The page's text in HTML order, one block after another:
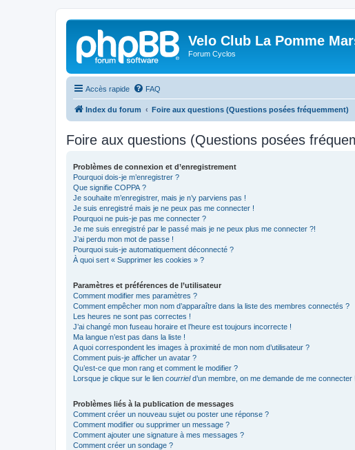
Velo Club La Pomme
Forum Cyclos
Accès rapide FAQ
Index du forum Foire aux questions (Questions posées fréquemment)
Foire aux questions (Questions posées
Problèmes de connexion et d’enregistrement
Pourquoi dois-je m’enregistrer ?
Que signifie COPPA ?
Je souhaite m’enregistrer, mais je n’y parviens pas !
Je suis enregistré mais je ne peux pas me connecter !
Pourquoi ne puis-je pas me connecter ?
Je me suis enregistré par le passé mais je ne peux plus me connecter ?!
J’ai perdu mon mot de passe !
Pourquoi suis-je automatiquement déconnecté ?
À quoi sert « Supprimer les cookies » ?
Paramètres et préférences de l’utilisateur
Comment modifier mes paramètres ?
Comment empêcher mon nom d’apparaître dans la liste des membres connectés ?
Les heures ne sont pas correctes !
J’ai changé mon fuseau horaire et l’heure est toujours incorrecte !
Ma langue n’est pas dans la liste !
A quoi correspondent les images à proximité de mon nom d’utilisateur ?
Comment puis-je afficher un avatar ?
Qu’est-ce que mon rang et comment le modifier ?
Lorsque je clique sur le lien courrield’un membre, on me demande de me connecter
Problèmes liés à la publication de messages
Comment créer un nouveau sujet ou poster une réponse ?
Comment modifier ou supprimer un message ?
Comment ajouter une signature à mes messages ?
Comment créer un sondage ?